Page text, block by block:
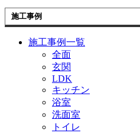
施工事例
施工事例一覧
全面
玄関
LDK
キッチン
浴室
洗面室
トイレ